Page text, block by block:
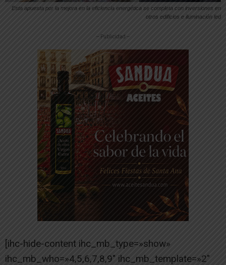
Esta apuesta por la mejora en la eficiencia energética se completa con inversiones en
otros edificios e iluminación led
-- Publicidad --
[ihc-hide-content ihc_mb_type=»show»
ihc_mb_who=»4,5,6,7,8,9″ ihc_mb_template=»2″